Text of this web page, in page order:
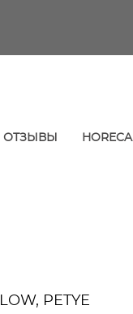
ОТЗЫВЫ
HORECA
PETYE